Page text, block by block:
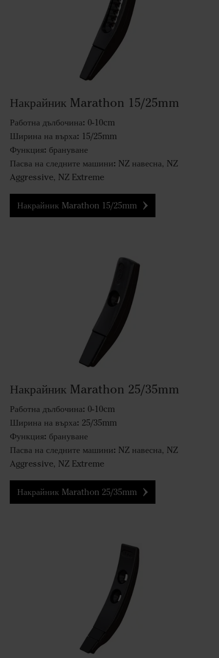
Накрайник Marathon 15/25mm
Работна дълбочина: 0-10cm
Ширина на върха: 15/25mm
Функция: брануване
Пасва на следните машини: NZ навесна, NZ
Aggressive, NZ Extreme
Накрайник Marathon 15/25mm
Накрайник Marathon 25/35mm
Работна дълбочина: 0-10cm
Ширина на върха: 25/35mm
Функция: брануване
Пасва на следните машини: NZ навесна, NZ
Aggressive, NZ Extreme
Накрайник Marathon 25/35mm